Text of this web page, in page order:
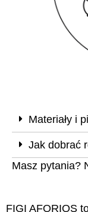
Materiały i
Jak dobrać
Masz pytania?
FIGI AFORIOS